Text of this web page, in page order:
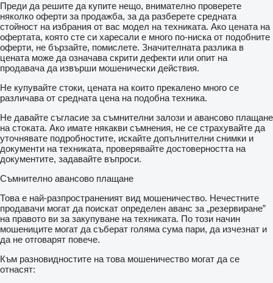
Преди да решите да купите нещо, внимателно проверете
няколко оферти за продажба, за да разберете средната
стойност на избрания от вас модел на техниката. Ако цената на
офертата, която сте си харесали е много по-ниска от подобните
оферти, не бързайте, помислете. Значителната разлика в
цената може да означава скрити дефекти или опит на
продавача да извърши мошенически действия.
Не купувайте стоки, цената на които прекалено много се
различава от средната цена на подобна техника.
Не давайте съгласие за съмнителни залози и авансово плащане
на стоката. Ако имате някакви съмнения, не се страхувайте да
уточнявате подробностите, искайте допълнителни снимки и
документи на техниката, проверявайте достоверността на
документите, задавайте въпроси.
Съмнително авансово плащане
Това е най-разпространеният вид мошеничество. Нечестните
продавачи могат да поискат определен аванс за „резервиране”
на правото ви за закупуване на техниката. По този начин
мошениците могат да съберат голяма сума пари, да изчезнат и
да не отговарят повече.
Към разновидностите на това мошеничество могат да се
отнасят: